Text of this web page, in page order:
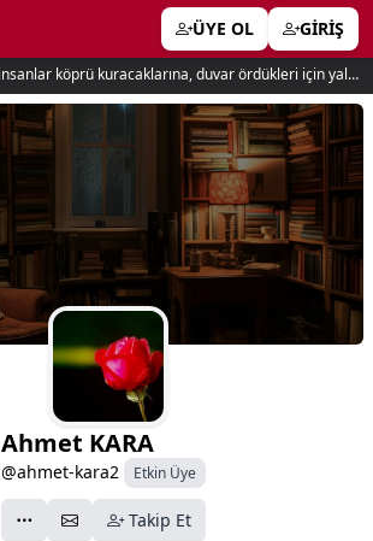
ÜYE OL GİRİŞ
Aşk köprü kurmaktır. insanlar köprü kuracaklarına, duvar ördükleri için yalnız kalırlar. newton
Ahmet KARA
@ahmet-kara2 Etkin Üye
Takip Et